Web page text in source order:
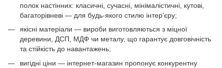
полок настінних: класичні, сучасні, мінімалістичні, кутові,
багаторівневі — для будь-якого стилю інтер’єру;
якісні матеріали — вироби виготовляються з міцної
деревини, ДСП, МДФ чи металу, що гарантує довговічність
та стійкість до навантажень;
вигідні ціни — інтернет-магазин пропонує конкурентну